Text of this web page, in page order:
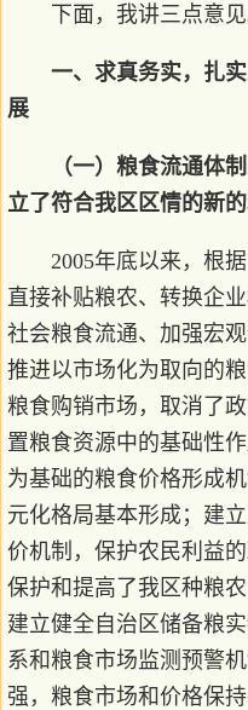
下面，我讲三点意见
一、求真务实，扎
展
（一）粮食流通体
立了符合我区区情的新
2005年底以来，根据
直接补贴粮农、转换企
社会粮食流通、加强宏
推进以市场化为取向的
粮食购销市场，取消了
置粮食资源中的基础性
为基础的粮食价格形成
元化格局基本形成；建
价机制，保护农民利益
保护和提高了我区种粮
建立健全自治区储备粮
系和粮食市场监测预警
强，粮食市场和价格保